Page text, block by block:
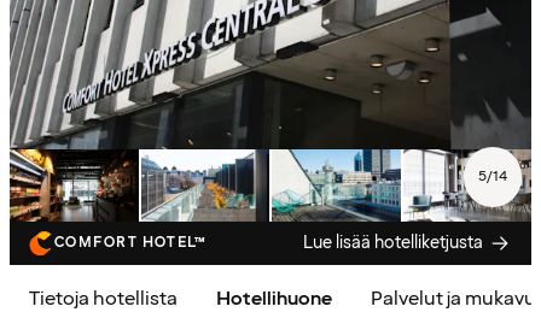
5/14
COMFORT HOTEL™ Lue lisää hotelliketjusta
Tietoja hotellista Hotellihuone Palvelut ja